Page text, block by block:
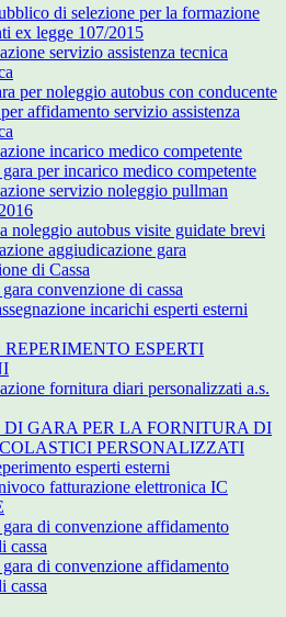
di selezione per la formazione
ex legge 107/2015
servizio assistenza tecnica
per noleggio autobus con conducente
affidamento servizio assistenza
incarico medico competente
per incarico medico competente
servizio noleggio pullman
noleggio autobus visite guidate brevi
aggiudicazione gara
di Cassa
convenzione di cassa
incarichi esperti esterni
ESPERTI
fornitura diari personalizzati a.s.
GARA PER LA FORNITURA DI
PERSONALIZZATI
esperti esterni
fatturazione elettronica IC
di convenzione affidamento
cassa
di convenzione affidamento
cassa